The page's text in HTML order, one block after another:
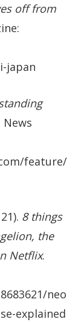
off from
japan
feature/
8 things
the
Netflix.
neo
explained